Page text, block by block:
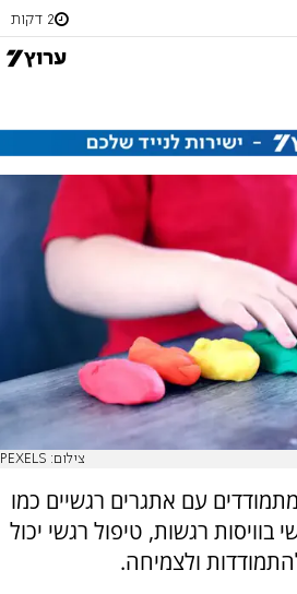
2 דקות
צילום: PEXELS
עם אתגרים רגשיים כמו
בוויסות רגשות, טיפול רגשי יכול
ולצמיחה.